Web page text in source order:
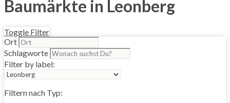
Baumärkte in Leonberg
Toggle Filter
Ort
Schlagworte
Filter by label:
Filtern nach Typ: